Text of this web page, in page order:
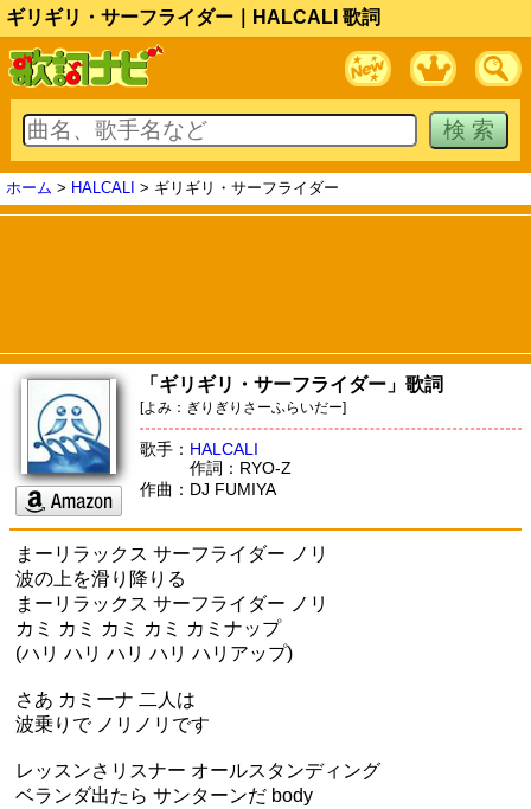
ギリギリ・サーフライダー｜HALCALI 歌詞
ホーム > HALCALI > ギリギリ・サーフライダー
「ギリギリ・サーフライダー」歌詞
[よみ：ぎりぎりさーふらいだー]
歌手： HALCALI
作詞：RYO-Z
作曲：DJ FUMIYA
まーリラックス サーフライダー ノリ
波の上を滑り降りる
まーリラックス サーフライダー ノリ
カミ カミ カミ カミ カミナップ
(ハリ ハリ ハリ ハリ ハリアップ)
さあ カミーナ 二人は
波乗りで ノリノリです
レッスンさリスナー オールスタンディング
ベランダ出たら サンターンだ body